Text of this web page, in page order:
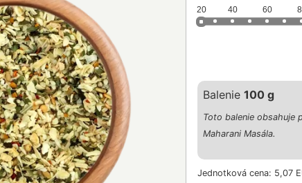
20 40 60
Balenie 100 g
Toto balenie obsahuje
Maharani Masála.
Jednotková cena: 5,07